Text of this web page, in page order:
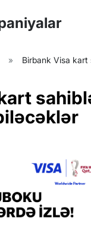
» Birbank Visa kart